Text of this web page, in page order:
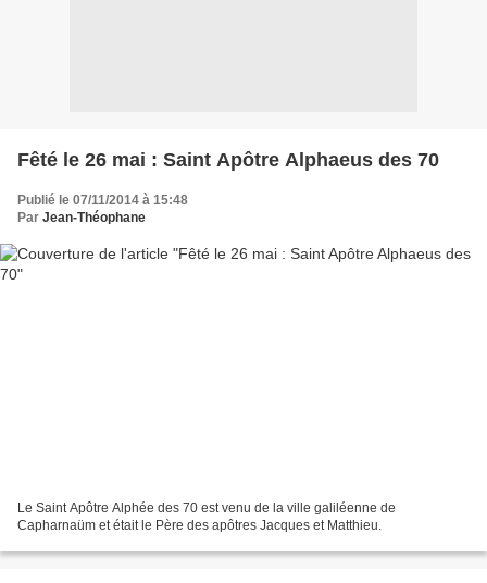
Fêté le 26 mai : Saint Apôtre Alphaeus des 70
Publié le 07/11/2014 à 15:48
Par Jean-Théophane
Le Saint Apôtre Alphée des 70 est venu de la ville galiléenne de
Capharnaüm et était le Père des apôtres Jacques et Matthieu.